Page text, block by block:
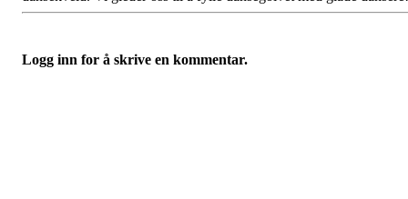
Logg inn for å skrive en kommentar.